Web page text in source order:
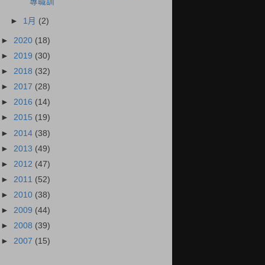
► 1月 (2)
► 2020 (18)
► 2019 (30)
► 2018 (32)
► 2017 (28)
► 2016 (14)
► 2015 (19)
► 2014 (38)
► 2013 (49)
► 2012 (47)
► 2011 (52)
► 2010 (38)
► 2009 (44)
► 2008 (39)
► 2007 (15)